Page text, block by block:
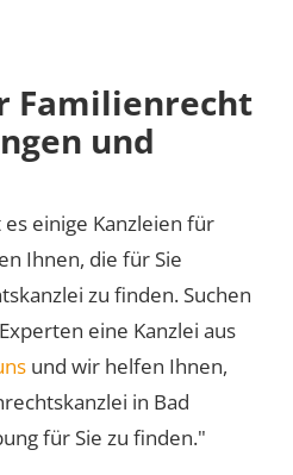
Familienrecht
und
einige Kanzleien für
Ihnen, die für Sie
zu finden. Suchen
eine Kanzlei aus
und wir helfen Ihnen,
in Bad
für Sie zu finden."